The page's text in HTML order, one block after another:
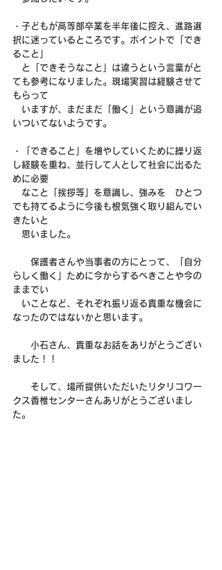
・子どもが高等部卒業を半年後に控え、進路選
択に迷っているところです。ポイントで「でき
ること」
と「できそうなこと」は違うという言葉がと
ても参考になりました。現場実習は経験させて
もらって
いますが、まだまだ「働く」という意識が追
いついてないようです。
・「できること」を増やしていくために繰り返
し経験を重ね、並行して人として社会に出るた
めに必要
なこと「挨拶等」を意識し、強みを　ひとつ
でも持てるように今後も根気強く取り組んでい
きたいと
思いました。
保護者さんや当事者の方にとって、「自分
らしく働く」ために今からするべきことや今の
ままでい
いことなど、それぞれ振り返る貴重な機会に
なったのではないかと思います。
小石さん、貴重なお話をありがとうござい
ました！！
そして、場所提供いただいたリタリコワー
クス香椎センターさんありがとうございまし
た。